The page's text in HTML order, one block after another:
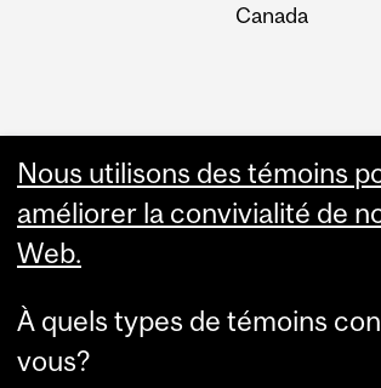
Canada
Nous utilisons des témoins
améliorer la convivialité de
Web.
À quels types de témoins
vous?